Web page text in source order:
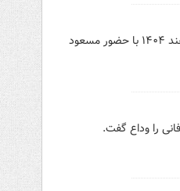
مراسم تجلیل از قهرمانان و مدال‌آوران رشته‌های پارالمپیکی ورزشکاران نابینا و ناشنوا شنبه ۲ اسفند ۱۴۰۴ با حضور مسعود
را وداع گفت.